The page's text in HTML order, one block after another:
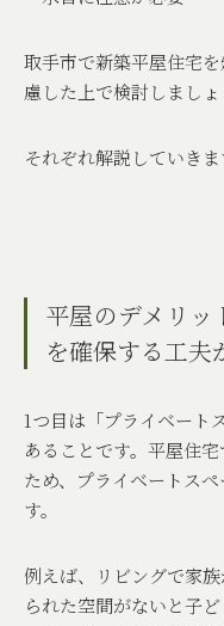
取手市で新築平屋住宅
慮した上で検討しましょ
それぞれ解説していきま
平屋のデメリ
を確保する工夫
1つ目は「プライベート
あることです。平屋住
ため、プライベートス
す。
例えば、リビングで家
られた空間がないと子